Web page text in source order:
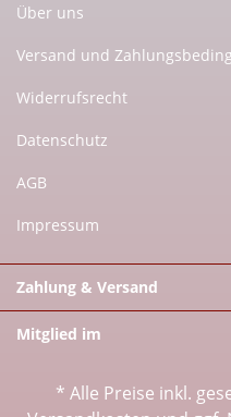
Über uns
Versand und
Widerrufsrecht
Datenschutz
AGB
Impressum
Zahlung & Versand
Mitglied im
* Alle Preise inkl.